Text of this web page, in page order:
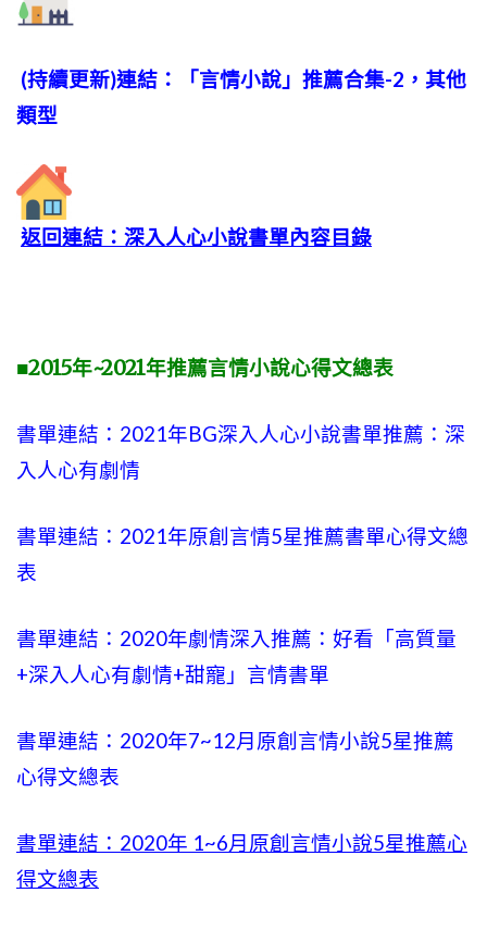
(持續更新)連結：「言情小說」推薦合集-2，其他
類型
返回連結：深入人心小說書單內容目錄
■2015年~2021年推薦言情小說心得文總表
書單連結：2021年BG深入人心小說書單推薦：深
入人心有劇情
書單連結：2021年原創言情5星推薦書單心得文總
表
書單連結：2020年劇情深入推薦：好看「高質量
+深入人心有劇情+甜寵」言情書單
書單連結：2020年7~12月原創言情小說5星推薦
心得文總表
書單連結：2020年 1~6月原創言情小說5星推薦心
得文總表